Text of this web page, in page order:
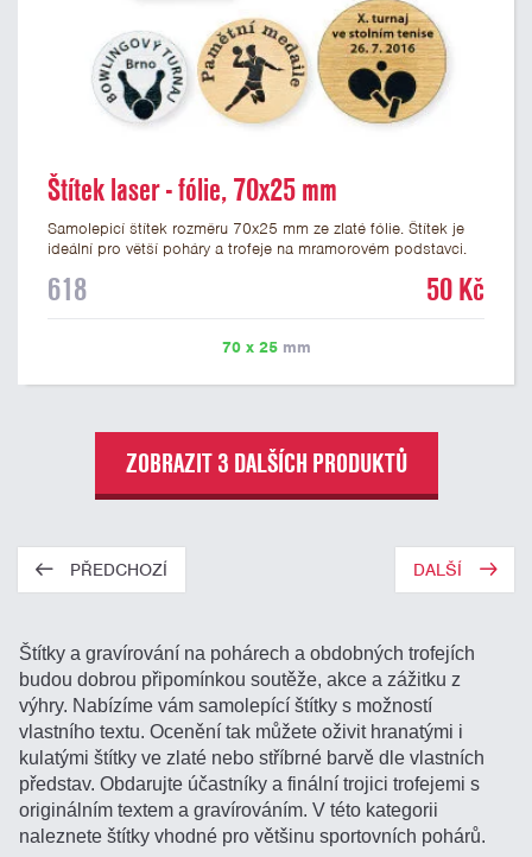
Štítek laser - fólie, 70x25 mm
Samolepicí štítek rozměru 70x25 mm ze zlaté fólie. Štítek je
ideální pro větší poháry a trofeje na mramorovém podstavci.
textu doporučujeme maximálně 3 řádky, aby byla zachována
prvním kroku objednávky.
618 50 Kč
70 x 25mm
ZOBRAZIT 3 DALŠÍCH PRODUKTŮ
PŘEDCHOZÍ DALŠÍ
Štítky a gravírování na pohárech a obdobných trofejích
budou dobrou připomínkou soutěže, akce a zážitku z
výhry. Nabízíme vám samolepící štítky s možností
vlastního textu. Ocenění tak můžete oživit hranatými i
kulatými štítky ve zlaté nebo stříbrné barvě dle vlastních
představ. Obdarujte účastníky a finální trojici trofejemi s
originálním textem a gravírováním. V této kategorii
naleznete štítky vhodné pro většinu sportovních pohárů.